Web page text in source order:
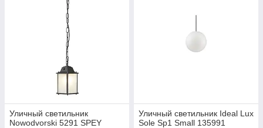
Уличный светильник
Nowodvorski 5291 SPEY
Уличный светильник Ideal Lux
Sole Sp1 Small 135991